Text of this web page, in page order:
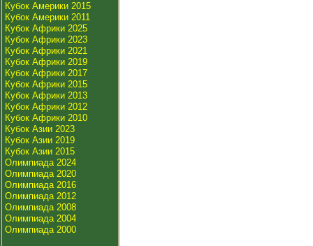
Кубок Америки 2015
Кубок Америки 2011
Кубок Африки 2025
Кубок Африки 2023
Кубок Африки 2021
Кубок Африки 2019
Кубок Африки 2017
Кубок Африки 2015
Кубок Африки 2013
Кубок Африки 2012
Кубок Африки 2010
Кубок Азии 2023
Кубок Азии 2019
Кубок Азии 2015
Олимпиада 2024
Олимпиада 2020
Олимпиада 2016
Олимпиада 2012
Олимпиада 2008
Олимпиада 2004
Олимпиада 2000